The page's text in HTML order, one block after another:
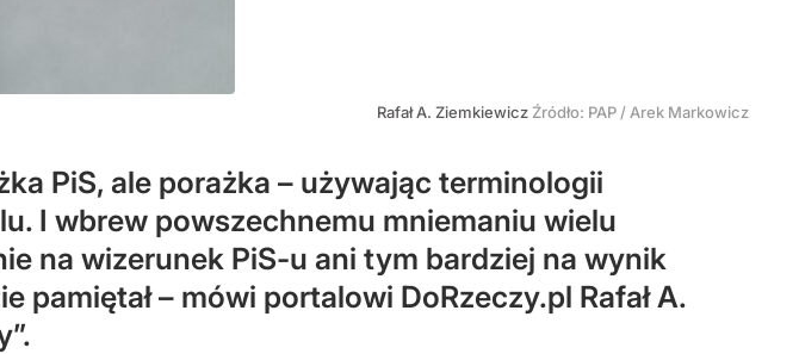
Rafał A. Ziemkiewicz Źródło: PAP / Arek Markowicz
PiS, ale porażka – używając terminologii
I wbrew powszechnemu mniemaniu wielu
na wizerunek PiS-u ani tym bardziej na wynik
– mówi portalowi DoRzeczy.pl Rafał A.